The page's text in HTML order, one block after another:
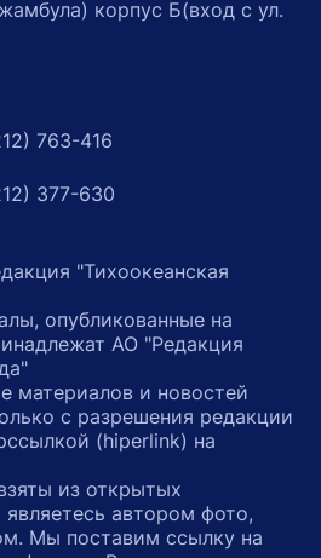
корпус Б(вход с ул.
763-416
377-630
"Тихоокеанская
опубликованные на
АО "Редакция
материалов и новостей
с разрешения редакции
(hiperlink) на
из открытых
автором фото,
Мы поставим ссылку на